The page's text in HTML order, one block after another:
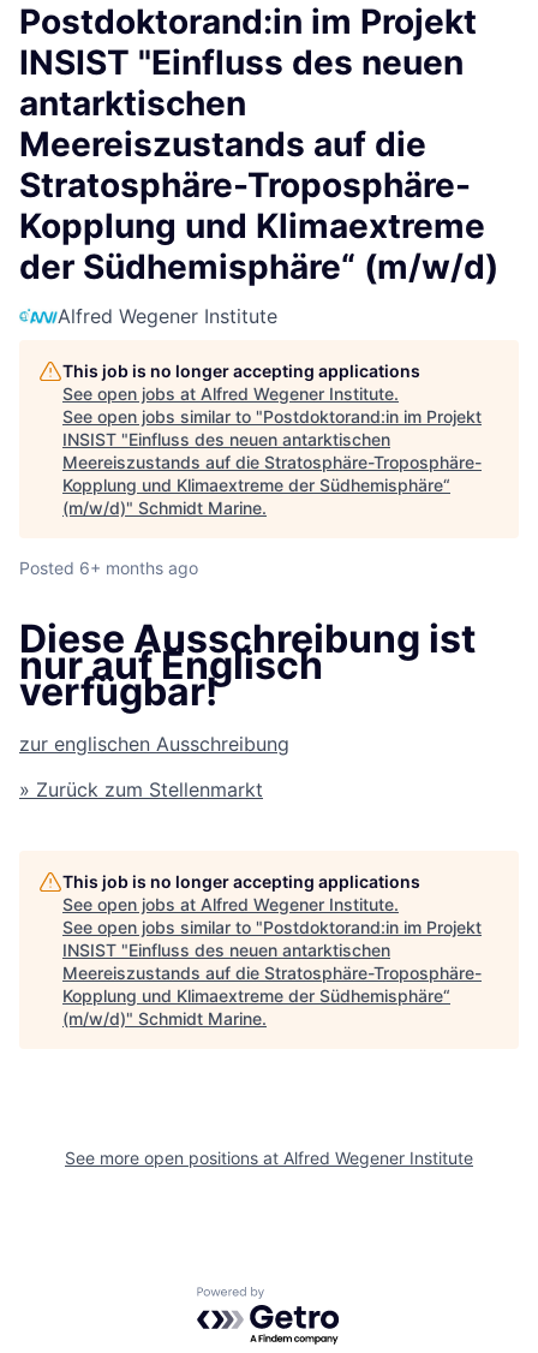
Postdoktorand:in im Projekt
INSIST "Einfluss des neuen
antarktischen
Meereiszustands auf die
Stratosphäre-Troposphäre-
Kopplung und Klimaextreme
der Südhemisphäre“ (m/w/d)
Alfred Wegener Institute
This job is no longer accepting applications
See open jobs at Alfred Wegener Institute.
See open jobs similar to "Postdoktorand:in im Projekt
INSIST "Einfluss des neuen antarktischen
Meereiszustands auf die Stratosphäre-Troposphäre-
Kopplung und Klimaextreme der Südhemisphäre“
(m/w/d)" Schmidt Marine.
Posted 6+ months ago
Diese Ausschreibung ist
nur auf Englisch
verfügbar!
zur englischen Ausschreibung
» Zurück zum Stellenmarkt
This job is no longer accepting applications
See open jobs at Alfred Wegener Institute.
See open jobs similar to "Postdoktorand:in im Projekt
INSIST "Einfluss des neuen antarktischen
Meereiszustands auf die Stratosphäre-Troposphäre-
Kopplung und Klimaextreme der Südhemisphäre“
(m/w/d)" Schmidt Marine.
See more open positions at Alfred Wegener Institute
Powered by Getro.com